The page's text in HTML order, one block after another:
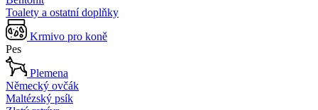
Toalety a ostatní doplňky
Krmivo pro koně
Pes
Plemena
Německý ovčák
Maltézský psík